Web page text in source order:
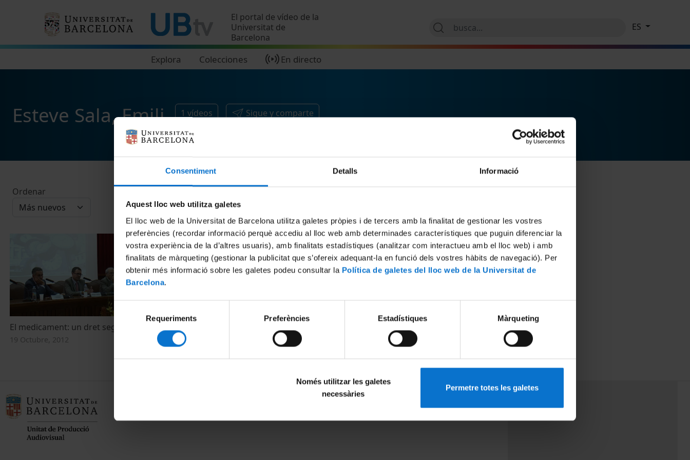
Consentiment Detalls Informació
Aquest lloc web utilitza galetes
El lloc web de la Universitat de Barcelona utilitza galetes pròpies i de tercers amb la finalitat de gestionar les vostres
preferències (recordar informació perquè accediu al lloc web amb determinades característiques que puguin diferenciar la
vostra experiència de la d’altres usuaris), amb finalitats estadístiques (analitzar com interactueu amb el lloc web) i amb
finalitats de màrqueting (gestionar la publicitat que s’ofereix adequant-la en funció dels vostres hàbits de navegació). Per
obtenir més informació sobre les galetes podeu consultar la Política de galetes del lloc web de la Universitat de
Barcelona.
de
consentiment
Requeriments Preferències Estadístiques Màrqueting
Només utilitzar les galetes
necessàries
Permetre totes les galetes
El portal de vídeo de la
Universitat de
Barcelona
Explora Colecciones En directo
ES
Esteve Sala, Emili 1 vídeos Sigue y comparte
Ordenar
El medicament: un dret segrestat?
19 Octubre, 2012
MENÚ PEU 1
Aviso legal
PEU 3